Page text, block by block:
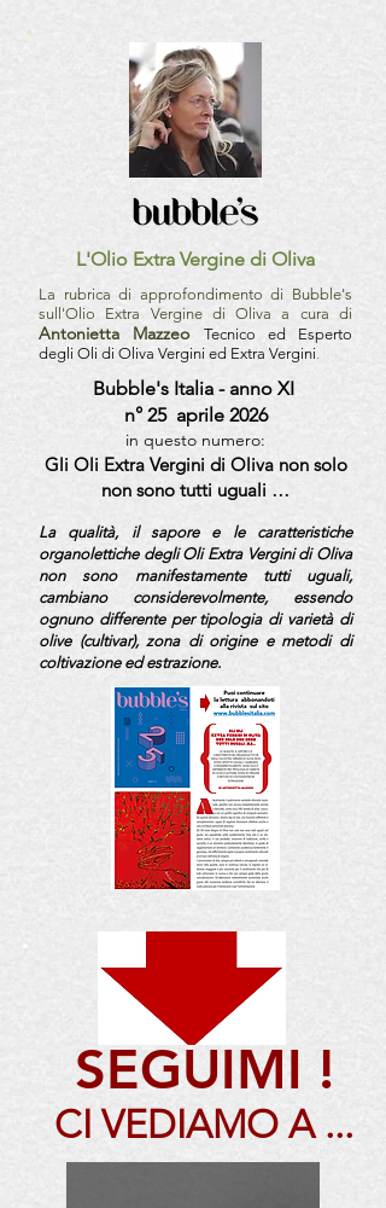
L'Olio Extra Vergine di Oliva
La rubrica di approfondimento di Bubble's
sull'Olio Extra Vergine di Oliva a cura di
Antonietta Mazzeo
Tecnico ed Esperto
degli Oli di Oliva Vergini ed Extra Vergini.
Bubble's Italia - anno XI
n° 25 aprile 2026
in questo numero:
Gli Oli Extra Vergini di Oliva non solo
non sono tutti uguali …
La qualità, il sapore e le caratteristiche
organolettiche degli Oli Extra Vergini di Oliva
non sono manifestamente tutti uguali,
cambiano considerevolmente, essendo
ognuno differente per tipologia di varietà di
olive (cultivar), zona di origine e metodi di
coltivazione ed estrazione.
SEGUIMI !
CI VEDIAMO A ...